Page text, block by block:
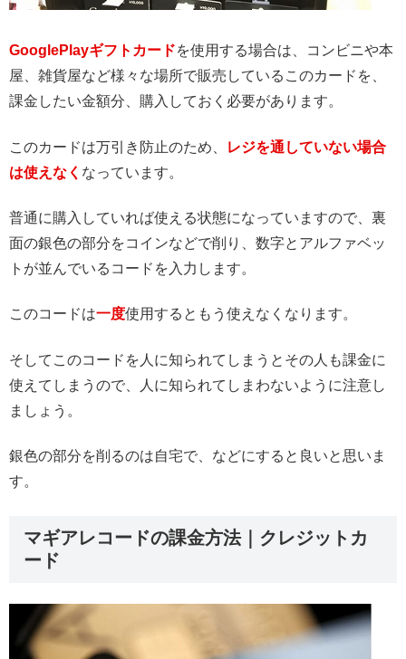
GooglePlayギフトカードを使用する場合は、コンビニや本
屋、雑貨屋など様々な場所で販売しているこのカードを、
課金したい金額分、購入しておく必要があります。
このカードは万引き防止のため、
レジを通していない場合
は使えなく なっています。
普通に購入していれば使える状態になっていますので、裏
面の銀色の部分をコインなどで削り、数字とアルファベッ
トが並んでいるコードを入力します。
このコードは一度使用するともう使えなくなります。
そしてこのコードを人に知られてしまうとその人も課金に
使えてしまうので、人に知られてしまわないように注意し
ましょう。
銀色の部分を削るのは自宅で、などにすると良いと思いま
す。
マギアレコードの課金方法｜クレジットカ
ード